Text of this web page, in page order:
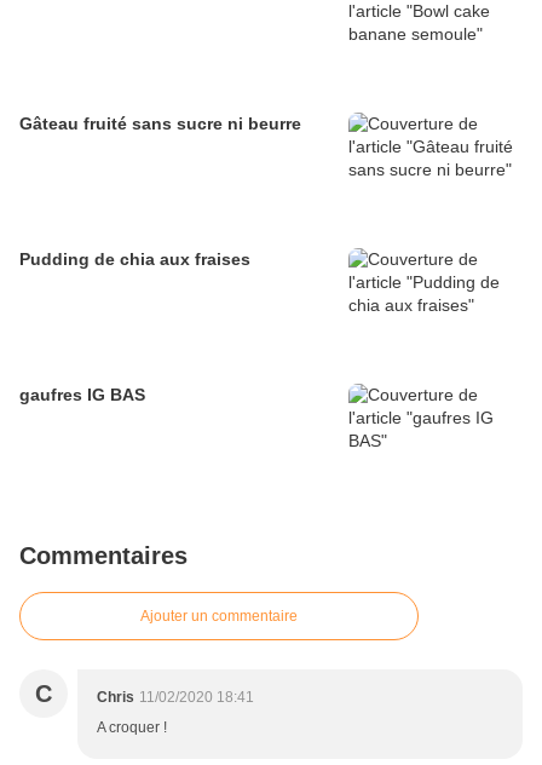
Gâteau fruité sans sucre ni beurre
Pudding de chia aux fraises
gaufres IG BAS
Commentaires
Ajouter un commentaire
C Chris 11/02/2020 18:41
A croquer !